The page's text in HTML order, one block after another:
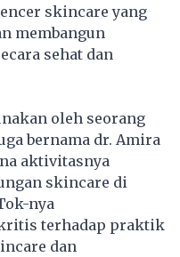
skincare yang
membangun
sehat dan
oleh seorang
bernama dr. Amira
aktivitasnya
skincare di
nya
terhadap praktik
dan